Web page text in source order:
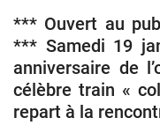
*** Ouvert au
*** Samedi 19
anniversaire de
célèbre train «
repart à la